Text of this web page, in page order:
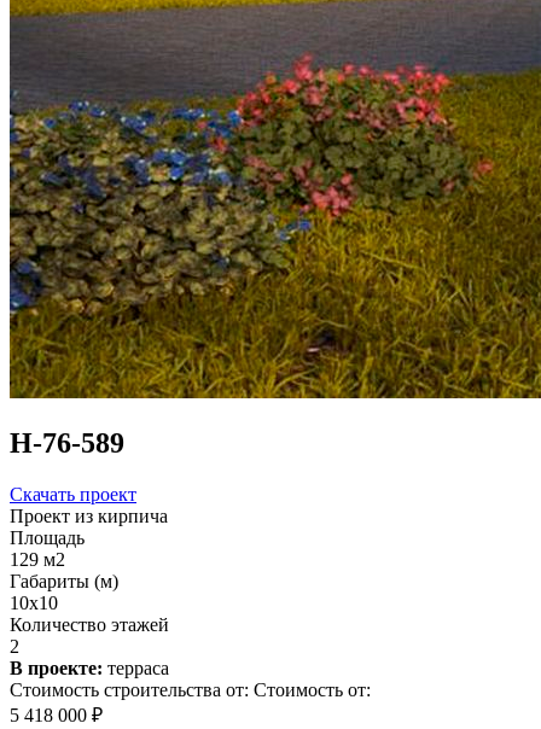
Н-76-589
Скачать проект
Проект из кирпича
Площадь
129 м2
Габариты (м)
10х10
Количество этажей
2
В проекте: терраса
Стоимость строительства от: Стоимость от:
5 418 000 ₽